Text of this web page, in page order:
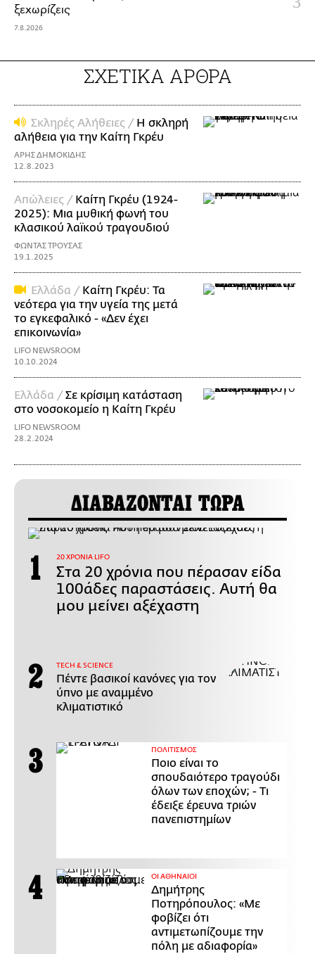
ξεχωρίζεις
7.8.2026
ΣΧΕΤΙΚΑ ΑΡΘΡΑ
Σκληρές Αλήθειες / Η σκληρή
αλήθεια για την Καίτη Γκρέυ
ΑΡΗΣ ΔΗΜΟΚΙΔΗΣ
12.8.2023
Απώλειες / Καίτη Γκρέυ (1924-
2025): Μια μυθική φωνή του
κλασικού λαϊκού τραγουδιού
ΦΩΝΤΑΣ ΤΡΟΥΣΑΣ
19.1.2025
Ελλάδα / Καίτη Γκρέυ: Τα
νεότερα για την υγεία της μετά
το εγκεφαλικό - «Δεν έχει
επικοινωνία»
LIFO NEWSROOM
10.10.2024
Ελλάδα /Σε κρίσιμη κατάσταση
στο νοσοκομείο η Καίτη Γκρέυ
LIFO NEWSROOM
28.2.2024
ΔΙΑΒΑΖΟΝΤΑΙ ΤΩΡΑ
20 ΧΡΟΝΙΑ LIFO
Στα 20 χρόνια που πέρασαν είδα
100άδες παραστάσεις. Αυτή θα
μου μείνει αξέχαστη
ΤECH & SCIENCE
Πέντε βασικοί κανόνες για τον
ύπνο με αναμμένο
κλιματιστικό
ΠΟΛΙΤΙΣΜΟΣ
Ποιο είναι το
σπουδαιότερο τραγούδι
όλων των εποχών; - Τι
έδειξε έρευνα τριών
πανεπιστημίων
ΟΙ ΑΘΗΝΑΙΟΙ
Δημήτρης
Ποτηρόπουλος: «Με
φοβίζει ότι
αντιμετωπίζουμε την
πόλη με αδιαφορία»